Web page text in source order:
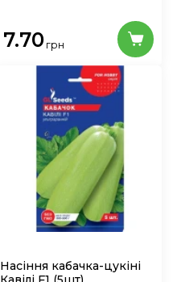
7.70 грн
Насіння кабачка-цукіні